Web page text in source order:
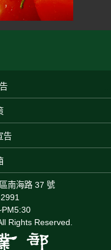
告
南海路 37 號
Rights Reserved.